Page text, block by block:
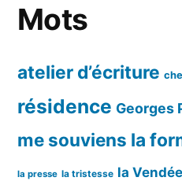
Mots
atelier d’écriture
résidence Georges
me souviens la
la presse la tristesse la Vendée